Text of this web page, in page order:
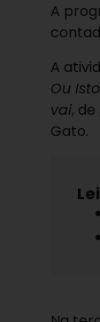
A
A
Ou
vai,
Gato.